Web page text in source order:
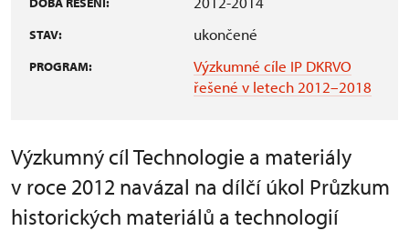
STAV: ukončené
PROGRAM:
Výzkumné cíle IP DKRVO
řešené v letech 2012–2018
Výzkumný cíl Technologie a materiály
v roce 2012 navázal na dílčí úkol Průzkum
historických materiálů a technologií